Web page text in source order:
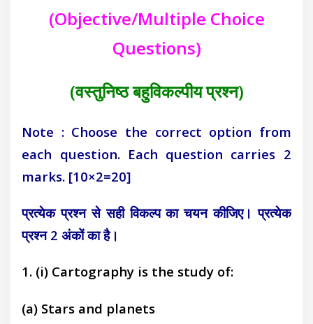
(Objective/Multiple Choice
Questions)
(वस्तुनिष्ठ बहुविकल्पीय प्रश्न)
Note : Choose the correct option from
each question. Each question carries 2
marks. [10×2=20]
प्रत्येक प्रश्न से सही विकल्प का चयन कीजिए। प्रत्येक
प्रश्न 2अंकों का है।
1. (i) Cartography is the study of:
(a) Stars and planets